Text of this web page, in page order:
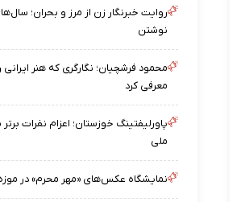
روایت خبرنگار زن از مرز و بحران؛
نوشتن
محمود فرشچیان؛ نگارگری که هنر ایرانی
معرفی کرد
پاورلیفتینگ خوزستان؛ اعزام نفرات
ملی
نمایشگاه عکس‌های «مهر محرم» در